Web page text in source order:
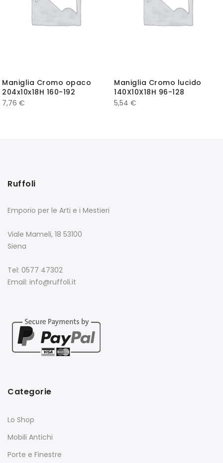
Maniglia Cromo opaco
204x10x18H 160-192
7,76 €
Maniglia Cromo lucido
140X10X18H 96-128
5,54 €
Ruffoli
Emporio per le Arti e i Mestieri
Viale Mameli, 18 53100
Siena
Tel: 0577 47302
Email: info@ruffoli.it
Categorie
Lo Shop
Mobili Antichi
Porte e Finestre